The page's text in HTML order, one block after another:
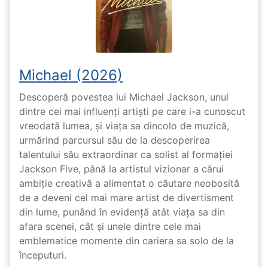
Michael (2026)
Descoperă povestea lui Michael Jackson, unul
dintre cei mai influenți artiști pe care i-a cunoscut
vreodată lumea, și viața sa dincolo de muzică,
urmărind parcursul său de la descoperirea
talentului său extraordinar ca solist al formației
Jackson Five, până la artistul vizionar a cărui
ambiție creativă a alimentat o căutare neobosită
de a deveni cel mai mare artist de divertisment
din lume, punând în evidență atât viața sa din
afara scenei, cât și unele dintre cele mai
emblematice momente din cariera sa solo de la
începuturi.